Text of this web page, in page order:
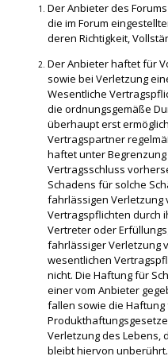
Der Anbieter des
die im Forum
deren Richtigkeit,
Der Anbieter haftet für
sowie bei Verletzung
Wesentliche
die ordnungsgemäße
überhaupt erst
Vertragspartner
haftet unter
Vertragsschluss
Schadens für solche
fahrlässigen Verletzung
Vertragspflichten durch
Vertreter oder
fahrlässiger Verletzung
wesentlichen
nicht. Die Haftung für
einer vom Anbieter
fallen sowie die
Verletzung des Lebens,
bleibt hiervon unberührt.